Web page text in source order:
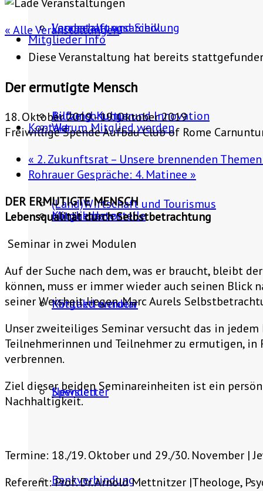
Landschaft und Siedlung
Bildung, Kultur und Innovation
(Land)Wirtschaft und Tourismus
Veranstaltungsarchiv
Aufzeichnungen
Mitglieder Info
Warum Mitglied werden
Mitgliedervorteile
Mitglied werden
Spenden
Bankverbindung
Kontakt
Kontaktdaten
Kontaktformular
Newsletter
« Alle Veranstaltungen
Diese Veranstaltung hat bereits
Der ermutigte Mensch
18. Oktober 2019-19. Oktober 2019
Freiwillige Spende Aufbau Club of Rome
« 2. Zukunftsrat – Unsere brennenden
Rohrauer Gespräche: 4. Matinee »
DER ERMUTIGTE MENSCH
Lebensqualität durch Selbstbetrachtung
Seminar in zwei Modulen
Auf der Suche nach dem, was er braucht, bleibt
können, muss er immer wieder auch seinen
seiner Weisheit liegen. Marc Aurels
Unser zweiteiliges Seminar versucht das in
Teilnehmerinnen und Teilnehmer zu ermutigen,
verbrennen.
Ziel dieser beiden Seminareinheiten ist ein
Nachhaltigkeit.
Termine: 18./19. Oktober und 29./30. November |
Referent: Prof. Dr. Arnold Mettnitzer |Theologe,